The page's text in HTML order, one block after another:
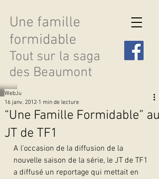
Une famille
formidable
Tout sur la saga
des Beaumont
Découvrir les saisons
“Une Famille Formidable” au
JT de TF1
WebJu
16 janv. 2012 1 min de lecture
A l’occasion de la diffusion de la
nouvelle saison de la série, le JT de TF1
a diffusé un reportage qui mettait en